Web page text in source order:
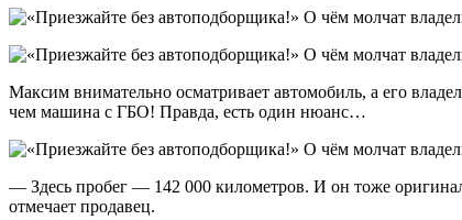
Максим внимательно осматривает автомобиль, а его
чем машина с ГБО! Правда, есть один нюанс…
— Здесь пробег — 142 000 километров. И он тоже
отмечает продавец.